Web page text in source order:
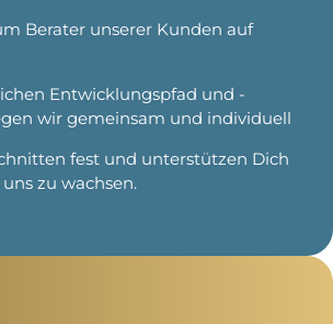
Berater unserer Kunden auf
Entwicklungspfad und -
wir gemeinsam und individuell
fest und unterstützen Dich
zu wachsen.